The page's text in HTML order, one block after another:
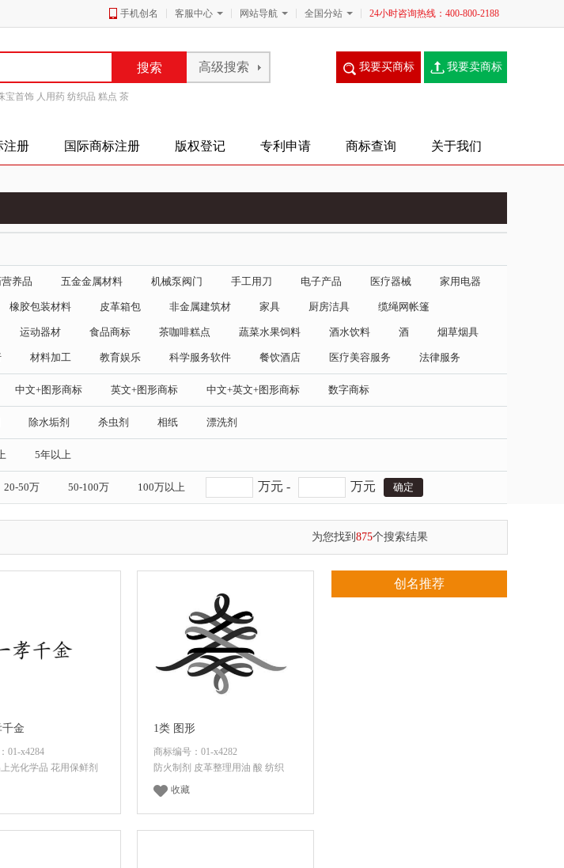
手机创名 客服中心 网站导航 全国分站 24小时咨询热线：400-800-2188
宝首饰 人用药 纺织品 糕点 茶
我要买商标 我要卖商标
注册 国际商标注册 版权登记 专利申请 商标查询 关于我们
养品 五金金属材料 机械泵阀门 手工用刀 电子产品 医疗器械 家用电器
橡胶包装材料 皮革箱包 非金属建筑材 家具 厨房洁具 缆绳网帐篷
运动器材 食品商标 茶咖啡糕点 蔬菜水果饲料 酒水饮料 酒 烟草烟具
材料加工 教育娱乐 科学服务软件 餐饮酒店 医疗美容服务 法律服务
中文+图形商标 英文+图形商标 中文+英文+图形商标 数字商标
除水垢剂 杀虫剂 相纸 漂洗剂
5年以上
20-50万 50-100万 100万以上 万元 - 万元
为您找到 875个搜索结果
千金
01-x4284
光化学品 花用保鲜剂
1类 图形
商标编号：01-x4282
防火制剂 皮革整理用油 酸 纺织
收藏
创名推荐